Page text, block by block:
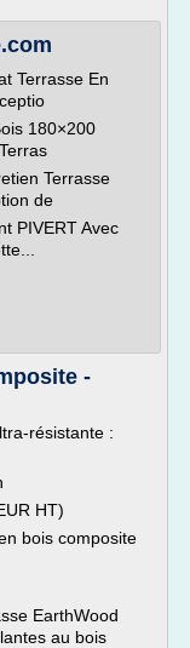
Terrasse En
180×200
Terrasse
de
PIVERT Avec
-
résistante :
HT)
bois composite
EarthWood
au bois